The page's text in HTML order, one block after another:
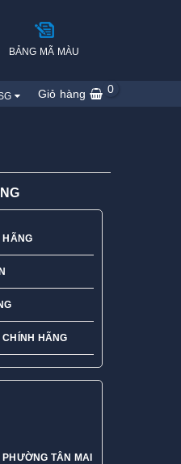
BẢNG MÃ MÀU
Giỏ hàng 0
HÃNG
HÃNG
TÂN MAI